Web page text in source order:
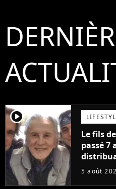
player2
Le fils
passé 7
père"
5 août